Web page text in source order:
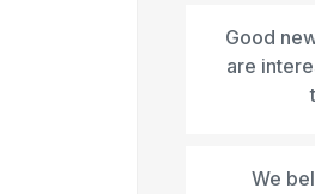
Good
are
We